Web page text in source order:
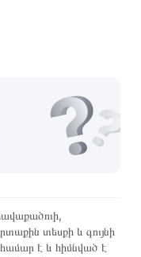
տեսքի և գույնի
է և հիմնված է